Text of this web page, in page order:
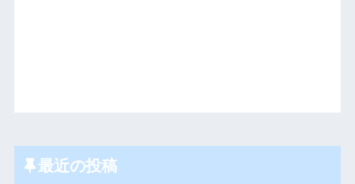
最近の投稿